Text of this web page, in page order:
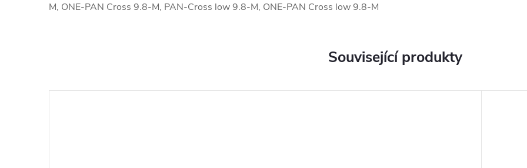
M, ONE-PAN Cross 9.8-M, PAN-Cross low 9.8-M, ONE-PAN Cross low 9.8-M
Související produkty